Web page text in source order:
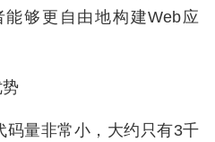
够更自由地构建Web应
码量非常小，大约只有3千